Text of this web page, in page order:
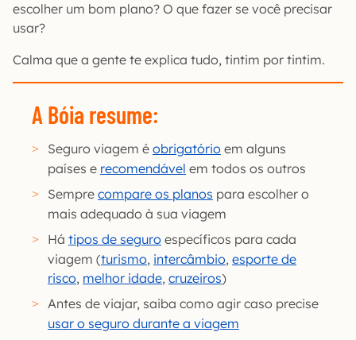
escolher um bom plano? O que fazer se você precisar
usar?
Calma que a gente te explica tudo, tintim por tintim.
A Bóia resume:
Seguro viagem é obrigatório em alguns
países e recomendável em todos os outros
Sempre compare os planos para escolher o
mais adequado à sua viagem
Há tipos de seguro específicos para cada
viagem (turismo, intercâmbio, esporte de
risco, melhor idade, cruzeiros)
Antes de viajar, saiba como agir caso precise
usar o seguro durante a viagem